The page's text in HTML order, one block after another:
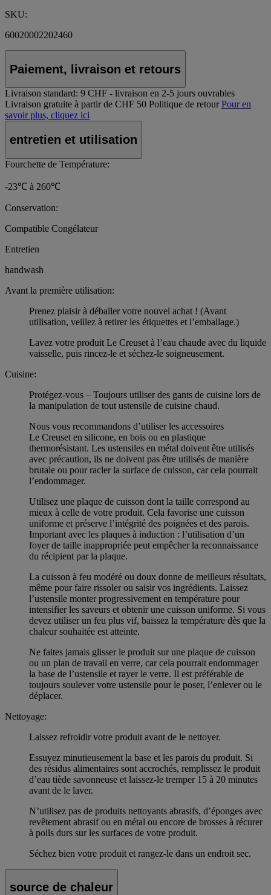
SKU:
60020002202460
Paiement, livraison et retours
Livraison standard: 9 CHF - livraison en 2-5 jours ouvrables
Livraison gratuite à partir de CHF 50 Politique de retour Pour en
savoir plus, cliquez ici
entretien et utilisation
Fourchette de Température:
-23℃ à 260℃
Conservation:
Compatible Congélateur
Entretien
handwash
Avant la première utilisation:
Prenez plaisir à déballer votre nouvel achat ! (Avant
utilisation, veillez à retirer les étiquettes et l’emballage.)
Lavez votre produit Le Creuset à l’eau chaude avec du liquide
vaisselle, puis rincez-le et séchez-le soigneusement.
Cuisine:
Protégez-vous – Toujours utiliser des gants de cuisine lors de
la manipulation de tout ustensile de cuisine chaud.
Nous vous recommandons d’utiliser les accessoires
Le Creuset en silicone, en bois ou en plastique
thermorésistant. Les ustensiles en métal doivent être utilisés
avec précaution, ils ne doivent pas être utilisés de manière
brutale ou pour racler la surface de cuisson, car cela pourrait
l’endommager.
Utilisez une plaque de cuisson dont la taille correspond au
mieux à celle de votre produit. Cela favorise une cuisson
uniforme et préserve l’intégrité des poignées et des parois.
Important avec les plaques à induction : l’utilisation d’un
foyer de taille inappropriée peut empêcher la reconnaissance
du récipient par la plaque.
La cuisson à feu modéré ou doux donne de meilleurs résultats,
même pour faire rissoler ou saisir vos ingrédients. Laissez
l’ustensile monter progressivement en température pour
intensifier les saveurs et obtenir une cuisson uniforme. Si vous
devez utiliser un feu plus vif, baissez la température dès que la
chaleur souhaitée est atteinte.
Ne faites jamais glisser le produit sur une plaque de cuisson
ou un plan de travail en verre, car cela pourrait endommager
la base de l’ustensile et rayer le verre. Il est préférable de
toujours soulever votre ustensile pour le poser, l’enlever ou le
déplacer.
Nettoyage:
Laissez refroidir votre produit avant de le nettoyer.
Essuyez minutieusement la base et les parois du produit. Si
des résidus alimentaires sont accrochés, remplissez le produit
d’eau tiède savonneuse et laissez-le tremper 15 à 20 minutes
avant de le laver.
N’utilisez pas de produits nettoyants abrasifs, d’éponges avec
revêtement abrasif ou en métal ou encore de brosses à récurer
à poils durs sur les surfaces de votre produit.
Séchez bien votre produit et rangez-le dans un endroit sec.
source de chaleur